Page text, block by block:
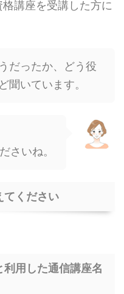
講座を受講した方に
だったか、どう役
聞いています。
さいね。
てください
用した通信講座名